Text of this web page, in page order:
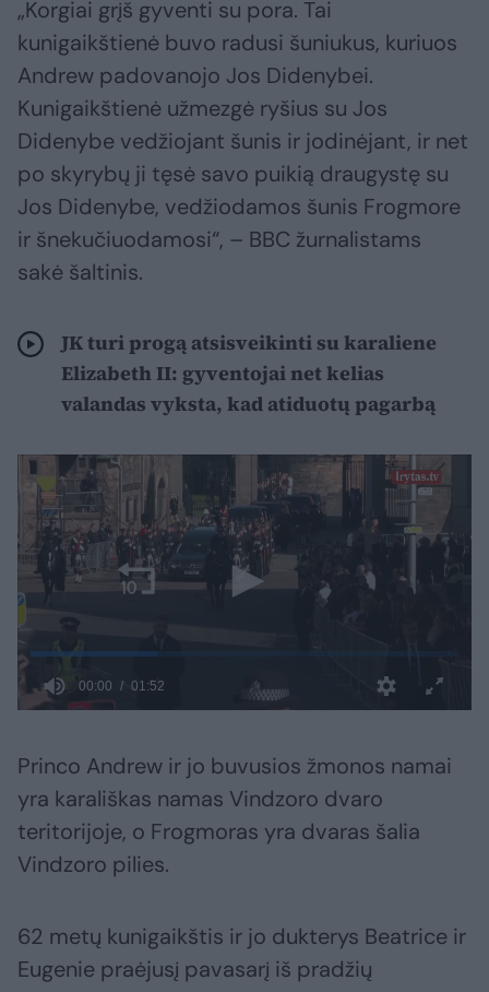
„Korgiai grįš gyventi su pora. Tai
kunigaikštienė buvo radusi šuniukus, kuriuos
Andrew padovanojo Jos Didenybei.
Kunigaikštienė užmezgė ryšius su Jos
Didenybe vedžiojant šunis ir jodinėjant, ir net
po skyrybų ji tęsė savo puikią draugystę su
Jos Didenybe, vedžiodamos šunis Frogmore
ir šnekučiuodamosi“, – BBC žurnalistams
sakė šaltinis.
JK turi progą atsisveikinti su karaliene
Elizabeth II: gyventojai net kelias
valandas vyksta, kad atiduotų pagarbą
Princo Andrew ir jo buvusios žmonos namai
yra karališkas namas Vindzoro dvaro
teritorijoje, o Frogmoras yra dvaras šalia
Vindzoro pilies.
62 metų kunigaikštis ir jo dukterys Beatrice ir
Eugenie praėjusį pavasarį iš pradžių